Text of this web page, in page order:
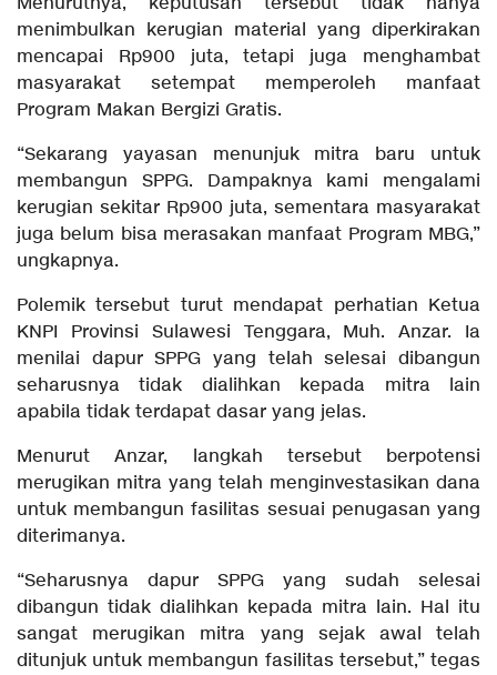
menimbulkan kerugian material yang diperkirakan
mencapai Rp900 juta, tetapi juga menghambat
masyarakat setempat memperoleh manfaat
Program Makan Bergizi Gratis.
“Sekarang yayasan menunjuk mitra baru untuk
membangun SPPG. Dampaknya kami mengalami
kerugian sekitar Rp900 juta, sementara masyarakat
juga belum bisa merasakan manfaat Program MBG,”
ungkapnya.
Polemik tersebut turut mendapat perhatian Ketua
KNPI Provinsi Sulawesi Tenggara, Muh. Anzar. Ia
menilai dapur SPPG yang telah selesai dibangun
seharusnya tidak dialihkan kepada mitra lain
apabila tidak terdapat dasar yang jelas.
Menurut Anzar, langkah tersebut berpotensi
merugikan mitra yang telah menginvestasikan dana
untuk membangun fasilitas sesuai penugasan yang
diterimanya.
“Seharusnya dapur SPPG yang sudah selesai
dibangun tidak dialihkan kepada mitra lain. Hal itu
sangat merugikan mitra yang sejak awal telah
ditunjuk untuk membangun fasilitas tersebut,” tegas